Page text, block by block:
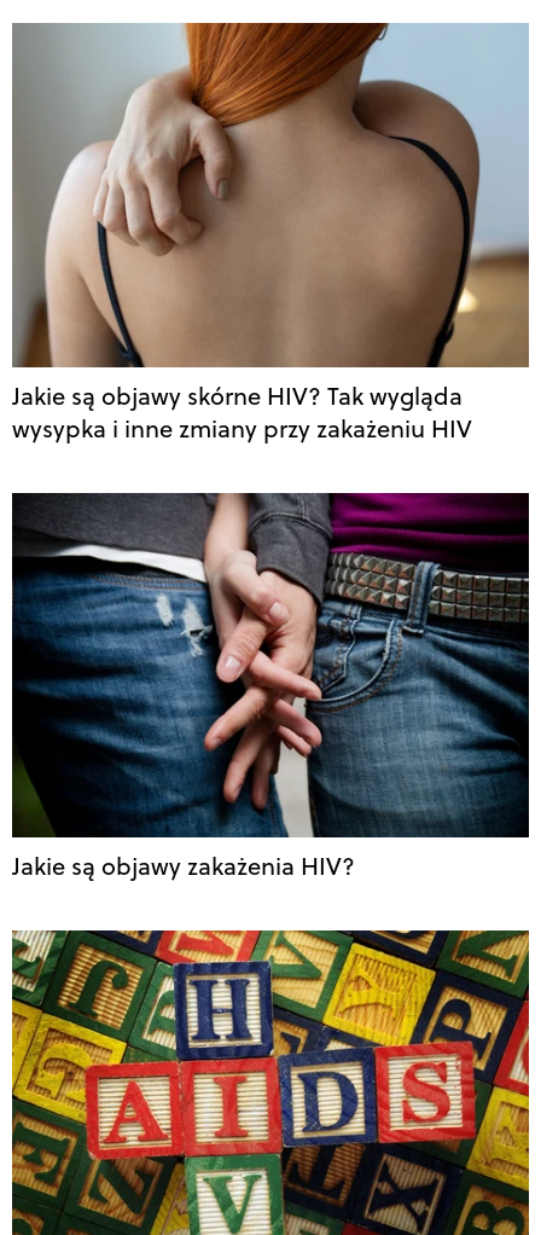
Jakie są objawy skórne HIV? Tak wygląda
wysypka i inne zmiany przy zakażeniu HIV
Jakie są objawy zakażenia HIV?